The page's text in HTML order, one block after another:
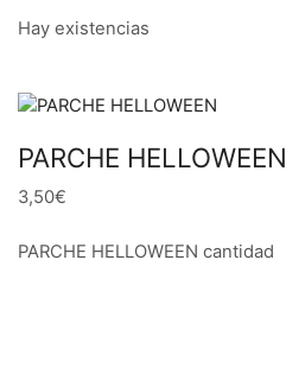
Hay existencias
PARCHE HELLOWEEN
3,50€
PARCHE HELLOWEEN cantidad